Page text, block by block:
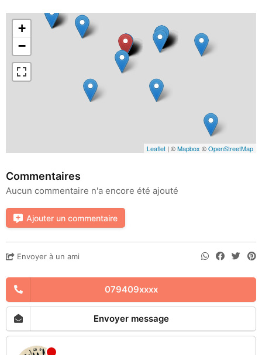
+
−
Leaflet | ©Mapbox ©OpenStreetMap
Commentaires
Aucun commentaire n'a encore été ajouté
Ajouter un commentaire
Envoyer à un ami
079409xxxx
Envoyer message